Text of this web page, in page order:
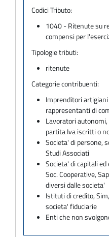
Codici Tributo:
1040 - Ritenute su
compensi per
Tipologie tributi:
ritenute
Categorie contribuenti:
Imprenditori
rappresentanti di
Lavoratori
partita Iva iscritti o
Societa' di persone,
Studi Associati
Societa' di capitali
Soc. Cooperative,
diversi dalle societa'
Istituti di credito,
societa' fiduciarie
Enti che non